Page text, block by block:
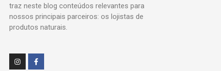
traz neste blog conteúdos relevantes para
nossos principais parceiros: os lojistas de
produtos naturais.